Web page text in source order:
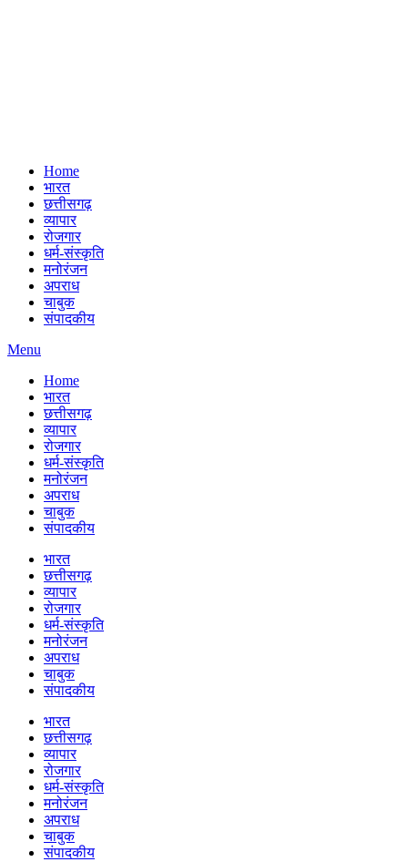
Home
भारत
छत्तीसगढ़
व्यापार
रोजगार
धर्म-संस्कृति
मनोरंजन
अपराध
चाबुक
संपादकीय
Menu
Home
भारत
छत्तीसगढ़
व्यापार
रोजगार
धर्म-संस्कृति
मनोरंजन
अपराध
चाबुक
संपादकीय
भारत
छत्तीसगढ़
व्यापार
रोजगार
धर्म-संस्कृति
मनोरंजन
अपराध
चाबुक
संपादकीय
भारत
छत्तीसगढ़
व्यापार
रोजगार
धर्म-संस्कृति
मनोरंजन
अपराध
चाबुक
संपादकीय